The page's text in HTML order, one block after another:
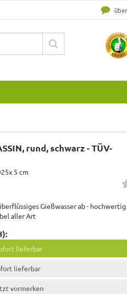
rund, schwarz - TÜV-
5 cm
Gießwasser ab -
aller Art
lieferbar
lieferbar
vormerken